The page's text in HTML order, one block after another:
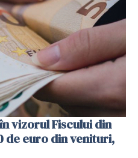
vizorul Fiscului din
de euro din venituri,